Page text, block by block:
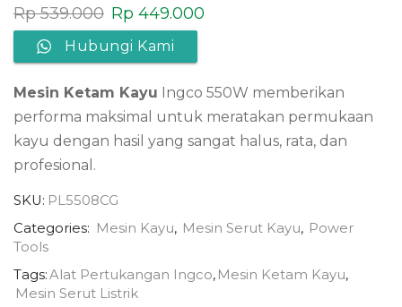
Rp539.000 Rp 449.000
Hubungi Kami
Mesin Ketam Kayu Ingco 550W memberikan
performa maksimal untuk meratakan permukaan
kayu dengan hasil yang sangat halus, rata, dan
profesional.
SKU: PL5508CG
Categories: Mesin Kayu, Mesin Serut Kayu, Power
Tools
Tags:Alat Pertukangan Ingco, Mesin Ketam Kayu,
Mesin Serut Listrik